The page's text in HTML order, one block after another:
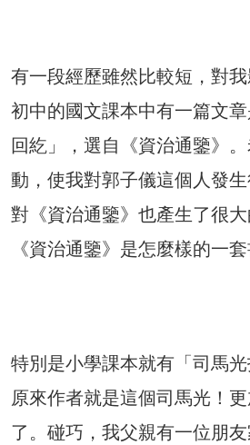
有一段經歷雖然比較短，對
初中的國文課本中有一篇文
回紇」，選自《資治通鑒》
動，使我對郭子儀這個人發
對《資治通鑒》也產生了很
《資治通鑒》是怎麼樣的一套
特別是小學課本就有「司馬光
原來作者就是這個司馬光！
了。碰巧，我父親有一位朋